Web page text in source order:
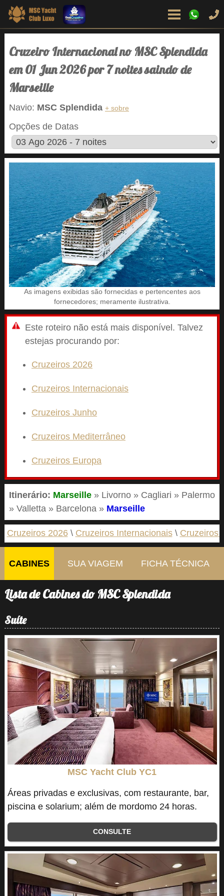
Cruzeiro Internacional no MSC Splendida
em 01 Jun 2026 por 7 noites saindo de
Marseille
Navio: MSC Splendida + sobre
Opções de Datas
As imagens exibidas são fornecidas e pertencentes aos
fornecedores; meramente ilustrativa.
Este roteiro não está mais disponível. Talvez
estejas procurando por:
Cruzeiros 2026
Cruzeiros Internacionais
Cruzeiros Junho
Cruzeiros Mediterrâneo
Cruzeiros Europa
Itinerário: Marseille » Livorno » Cagliari » Palermo
» Valletta » Barcelona » Marseille
Cruzeiros 2026 Cruzeiros Internacionais Cruzeiros
CABINES SUA VIAGEM FICHA TÉCNICA
Lista de Cabines do MSC Splendida
Suíte
MSC Yacht Club YC1
Áreas privadas e exclusivas, com restaurante, bar,
piscina e solarium; além de mordomo 24 horas.
CONSULTE